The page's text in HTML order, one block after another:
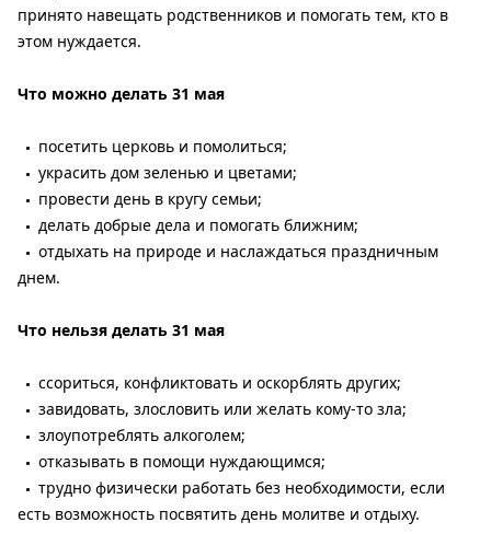
принято навещать родственников и помогать тем, кто в
этом нуждается.
Что можно делать 31 мая
посетить церковь и помолиться;
украсить дом зеленью и цветами;
провести день в кругу семьи;
делать добрые дела и помогать ближним;
отдыхать на природе и наслаждаться праздничным
днем.
Что нельзя делать 31 мая
ссориться, конфликтовать и оскорблять других;
завидовать, злословить или желать кому-то зла;
злоупотреблять алкоголем;
отказывать в помощи нуждающимся;
трудно физически работать без необходимости, если
есть возможность посвятить день молитве и отдыху.